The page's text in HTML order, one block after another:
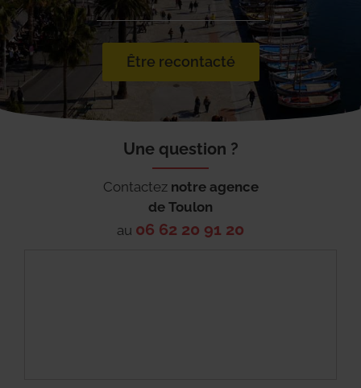
Être recontacté
Une question ?
Contactez notre agence
de Toulon
au 06 62 20 91 20